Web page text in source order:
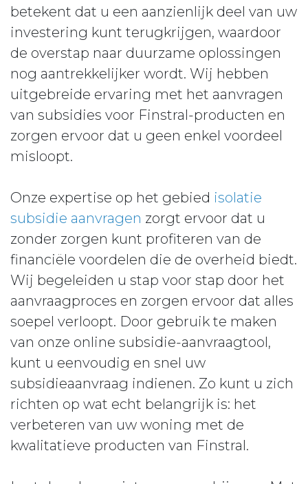
betekent dat u een aanzienlijk deel van uw
investering kunt terugkrijgen, waardoor
de overstap naar duurzame oplossingen
nog aantrekkelijker wordt. Wij hebben
uitgebreide ervaring met het aanvragen
van subsidies voor Finstral-producten en
zorgen ervoor dat u geen enkel voordeel
misloopt.
Onze expertise op het gebied isolatie
subsidie aanvragen zorgt ervoor dat u
zonder zorgen kunt profiteren van de
financiële voordelen die de overheid biedt.
Wij begeleiden u stap voor stap door het
aanvraagproces en zorgen ervoor dat alles
soepel verloopt. Door gebruik te maken
van onze online subsidie-aanvraagtool,
kunt u eenvoudig en snel uw
subsidieaanvraag indienen. Zo kunt u zich
richten op wat echt belangrijk is: het
verbeteren van uw woning met de
kwalitatieve producten van Finstral.